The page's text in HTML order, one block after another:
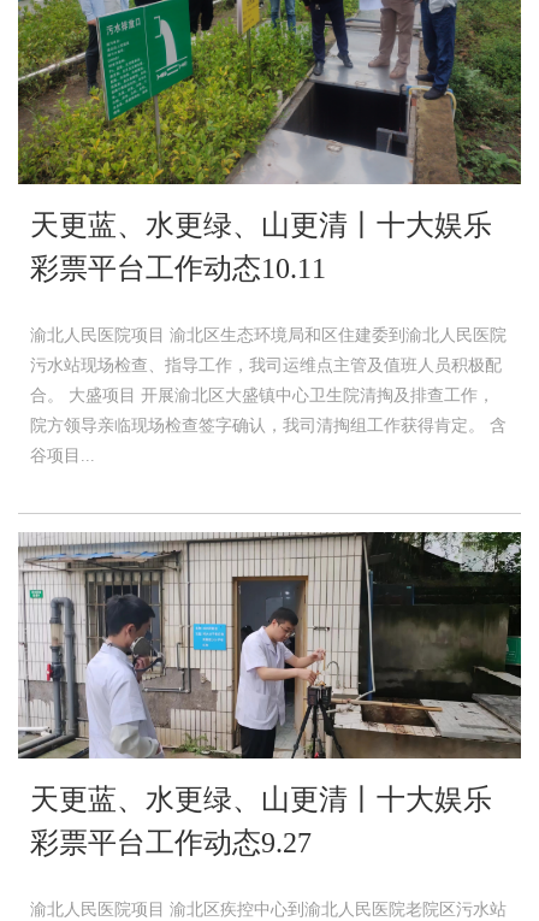
天更蓝、水更绿、山更清丨十大娱乐
彩票平台工作动态10.11
渝北人民医院项目 渝北区生态环境局和区住建委到渝北人民医院
污水站现场检查、指导工作，我司运维点主管及值班人员积极配
合。 大盛项目 开展渝北区大盛镇中心卫生院清掏及排查工作，
院方领导亲临现场检查签字确认，我司清掏组工作获得肯定。 含
谷项目...
天更蓝、水更绿、山更清丨十大娱乐
彩票平台工作动态9.27
渝北人民医院项目 渝北区疾控中心到渝北人民医院老院区污水站